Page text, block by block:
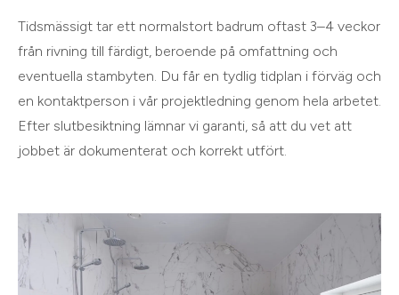
Tidsmässigt tar ett normalstort badrum oftast 3–4 veckor
från rivning till färdigt, beroende på omfattning och
eventuella stambyten. Du får en tydlig tidplan i förväg och
en kontaktperson i vår projektledning genom hela arbetet.
Efter slutbesiktning lämnar vi garanti, så att du vet att
jobbet är dokumenterat och korrekt utfört.